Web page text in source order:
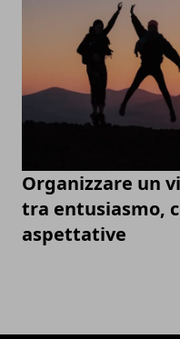
Organizzare un
tra entusiasmo,
aspettative